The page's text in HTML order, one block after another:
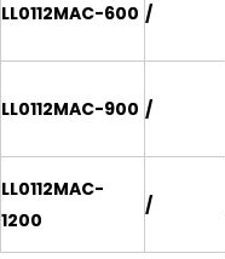
LL0112MAC-600 /
LL0112MAC-900 /
LL0112MAC-
1200
/